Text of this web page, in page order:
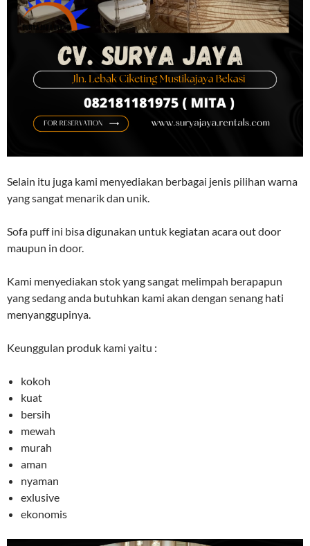
Selain itu juga kami menyediakan berbagai jenis pilihan warna
yang sangat menarik dan unik.
Sofa puff ini bisa digunakan untuk kegiatan acara out door
maupun in door.
Kami menyediakan stok yang sangat melimpah berapapun
yang sedang anda butuhkan kami akan dengan senang hati
menyanggupinya.
Keunggulan produk kami yaitu :
kokoh
kuat
bersih
mewah
murah
aman
nyaman
exlusive
ekonomis